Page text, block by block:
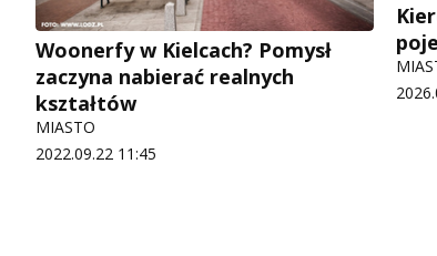
Woonerfy w Kielcach? Pomysł
zaczyna nabierać realnych
kształtów
MIASTO
2022.09.22 11:45